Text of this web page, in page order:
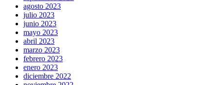
agosto 2023
julio 2023
junio 2023
mayo 2023
abril 2023
marzo 2023
febrero 2023
enero 2023
diciembre 2022